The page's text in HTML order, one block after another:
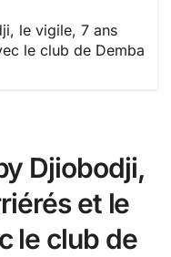
le vigile, 7 ans
le club de Demba
Djiobodji,
et le
le club de